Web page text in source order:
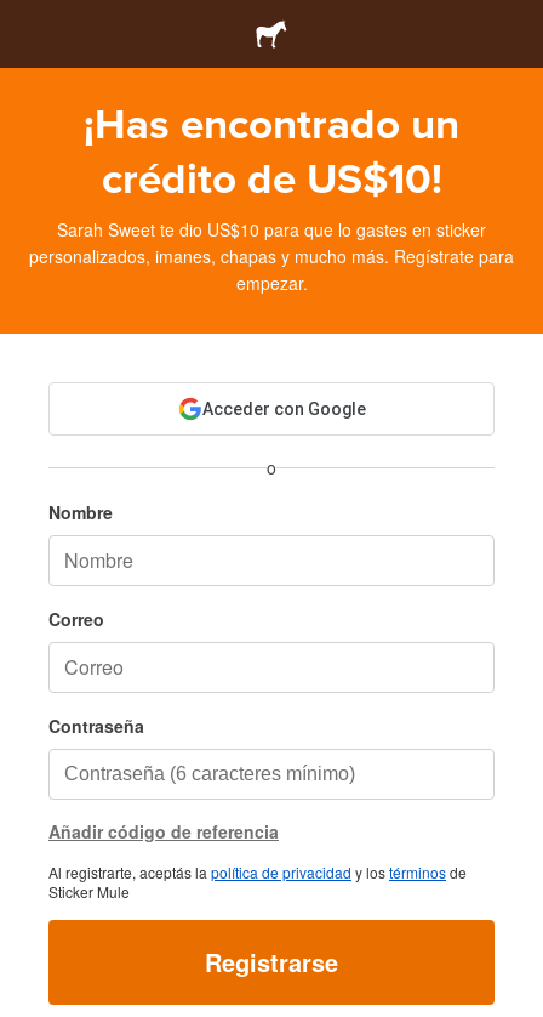
¡Has encontrado un
crédito de US$10!
Sarah Sweet te dio US$10 para que lo gastes en sticker
personalizados, imanes, chapas y mucho más. Regístrate para
empezar.
Acceder con Google
o
Nombre
Correo
Contraseña
Añadir código de referencia
Al registrarte, aceptás la política de privacidad y lostérminosde
Sticker Mule
Registrarse